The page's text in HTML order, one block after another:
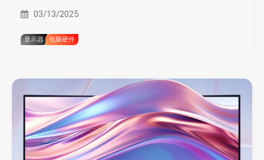
03/13/2025
显示器 电脑硬件